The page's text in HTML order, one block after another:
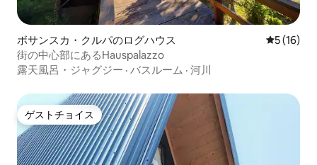
ボサンスカ・クルパのログハウス レビュー
5 (16)
街の中心部にあるHauspalazzo
露天風呂・ジャグジー · バスルーム · 河川
ゲストチョイス
ゲストチョイス